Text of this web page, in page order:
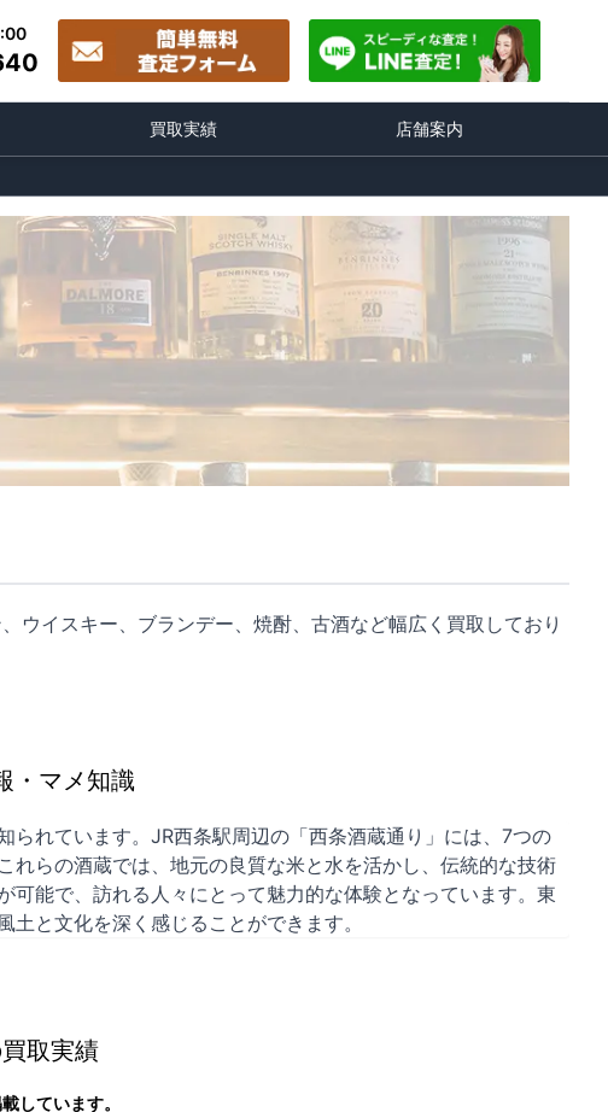
買取実績 店舗案内
ウイスキー、ブランデー、焼酎、古酒など幅広く買取しており
・マメ知識
れています。JR西条駅周辺の「西条酒蔵通り」には、7つの
らの酒蔵では、地元の良質な米と水を活かし、伝統的な技術
能で、訪れる人々にとって魅力的な体験となっています。東
と文化を深く感じることができます。
取実績
しています。